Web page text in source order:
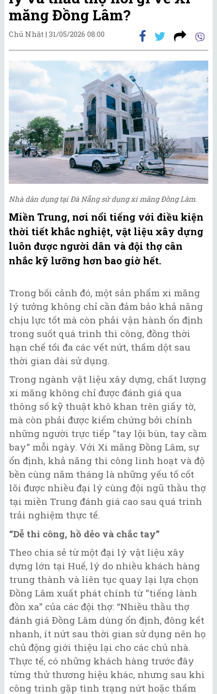
măng Đồng Lâm?
Chủ Nhật | 31/05/2026 08:00
Nhà dân dụng tại Đà Nẵng sử dụng xi măng Đồng Lâm.
Miền Trung, nơi nổi tiếng với điều kiện
thời tiết khắc nghiệt, vật liệu xây dựng
luôn được người dân và đội thợ cân
nhắc kỹ lưỡng hơn bao giờ hết.
Trong bối cảnh đó, một sản phẩm xi măng
lý tưởng không chỉ cần đảm bảo khả năng
chịu lực tốt mà còn phải vận hành ổn định
trong suốt quá trình thi công, đồng thời
hạn chế tối đa các vết nứt, thấm dột sau
thời gian dài sử dụng.
Trong ngành vật liệu xây dựng, chất lượng
xi măng không chỉ được đánh giá qua
thông số kỹ thuật khô khan trên giấy tờ,
mà còn phải được kiểm chứng bởi chính
những người trực tiếp "tay lội bùn, tay cầm
bay" mỗi ngày. Với Xi măng Đồng Lâm, sự
ổn định, khả năng thi công linh hoạt và độ
bền cùng năm tháng là những yếu tố cốt
lõi được nhiều đại lý cùng đội ngũ thầu thợ
tại miền Trung đánh giá cao sau quá trình
trải nghiệm thực tế.
“Dễ thi công, hồ dẻo và chắc tay”
Theo chia sẻ từ một đại lý vật liệu xây
dựng lớn tại Huế, lý do nhiều khách hàng
trung thành và liên tục quay lại lựa chọn
Đồng Lâm xuất phát chính từ "tiếng lành
đồn xa" của các đội thợ: “Nhiều thầu thợ
đánh giá Đồng Lâm dùng ổn định, đông kết
nhanh, ít nứt sau thời gian sử dụng nên họ
chủ động giới thiệu lại cho các chủ nhà.
Thực tế, có những khách hàng trước đây
từng thử thương hiệu khác, nhưng sau khi
công trình gặp tình trạng nứt hoặc thấm